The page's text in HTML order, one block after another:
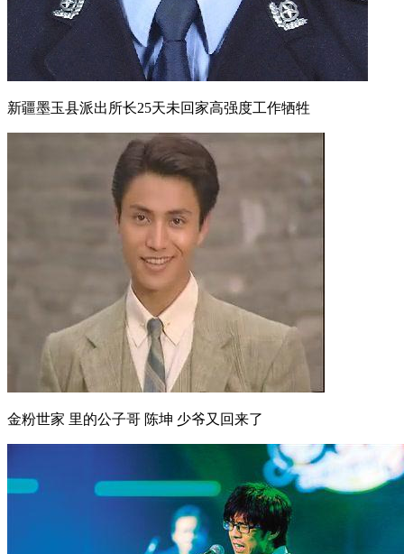
新疆墨玉县派出所长25天未回家高强度工作牺牲
金粉世家 里的公子哥 陈坤 少爷又回来了